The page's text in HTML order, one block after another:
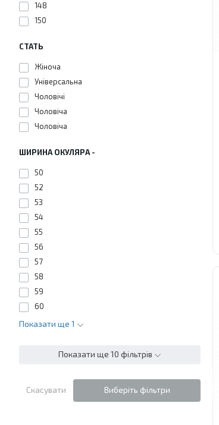
148
150
СТАТЬ
Жіноча
Універсальна
Чоловічі
Чоловіча
Чоловіча
ШИРИНА ОКУЛЯРА -
50
52
53
54
55
56
57
58
59
60
Показати ще 1
Показати ще 10 фільтрів
Скасувати Виберіть фільтри